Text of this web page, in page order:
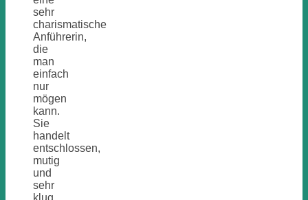
sehr
charismatische
Anführerin,
die
man
einfach
nur
mögen
kann.
Sie
handelt
entschlossen,
mutig
und
sehr
klug.